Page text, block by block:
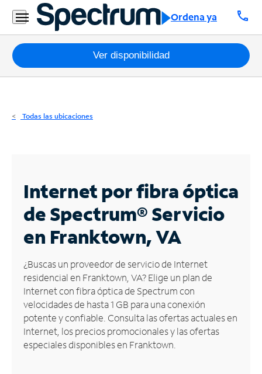
Ordena ya call
Residencial
Business
Paquetes
Internet
Business
Contáctanos
Inglés
Administrar
cuenta
Encuentra
una
tienda
Ver disponibilidad
Todas las ubicaciones
Internet por fibra óptica
de Spectrum®Servicio
en Franktown, VA
¿Buscas un proveedor de servicio de Internet
residencial en Franktown, VA? Elige un plan de
Internet con fibra óptica de Spectrum con
velocidades de hasta 1 GB para una conexión
potente y confiable. Consulta las ofertas actuales en
Internet, los precios promocionales y las ofertas
especiales disponibles en Franktown.